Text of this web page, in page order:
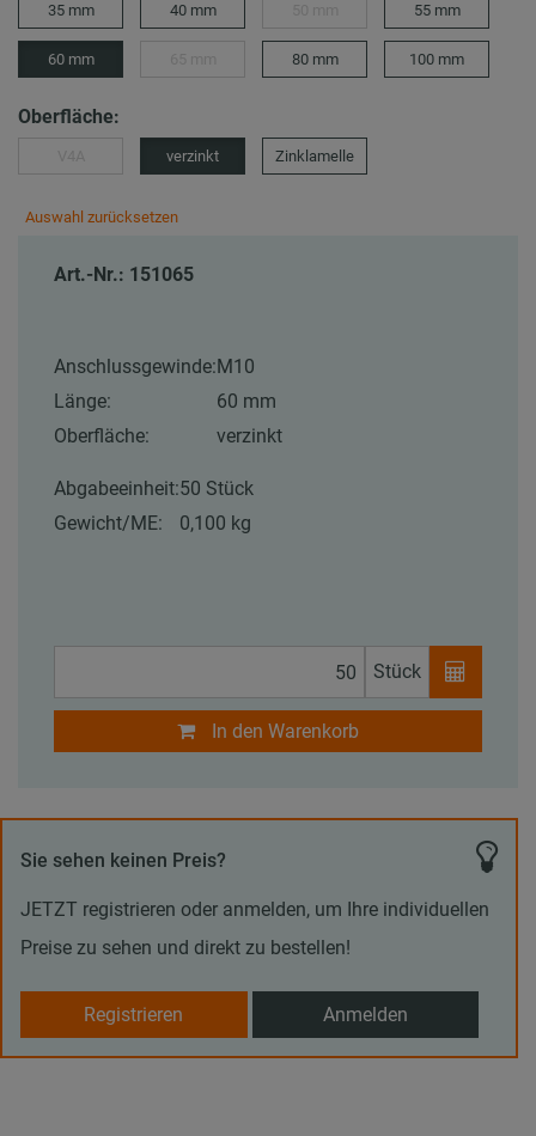
35 mm 40 mm 55 mm
60 mm 80 mm 100 mm
Oberfläche:
verzinkt Zinklamelle
Auswahl zurücksetzen
Art.-Nr.: 151065
Anschlussgewinde:M10
Länge:
60 mm
Oberfläche:
verzinkt
Abgabeeinheit:50 Stück
Gewicht/ME:
0,100 kg
Stück
In den Warenkorb
Sie sehen keinen Preis?
JETZT registrieren oder anmelden, um Ihre individuellen
Preise zu sehen und direkt zu bestellen!
Registrieren Anmelden